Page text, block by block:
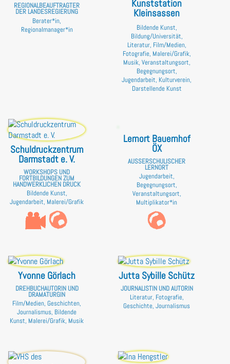
REGIONALBEAUFTRAGTER
DER LANDESREGIERUNG
Berater*in,
Regionalmanager*in
Kunststation
Kleinsassen
Bildende Kunst,
Bildung/Universität,
Literatur, Film/Medien,
Fotografie, Malerei/Grafik,
Musik, Veranstaltungsort,
Begegnungsort,
Jugendarbeit, Kulturverein,
Darstellende Kunst
Schuldruckzentrum
Darmstadt e. V.
WORKSHOPS UND
FORTBILDUNGEN ZUM
HANDWERKLICHEN DRUCK
Bildende Kunst,
Jugendarbeit, Malerei/Grafik
Lernort Bauernhof
ÖX
AUSSERSCHULISCHER L
ERNORT
Jugendarbeit,
Begegnungsort,
Veranstaltungsort,
Multiplikator*in
Yvonne Görlach
DREHBUCHAUTORIN UND
DRAMATURGIN
Film/Medien, Geschichten,
Journalismus, Bildende
Kunst, Malerei/Grafik, Musik
Jutta Sybille Schütz
JOURNALISTIN UND AUTORIN
Literatur, Fotografie,
Geschichte, Journalismus